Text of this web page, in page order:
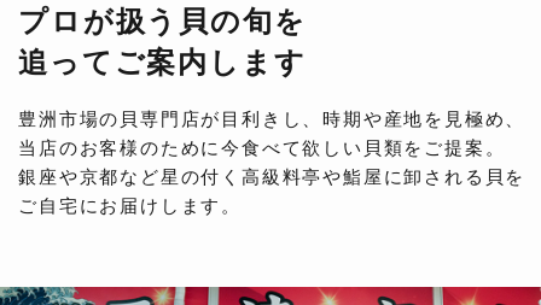
プロが扱う貝の旬を
追ってご案内します
豊洲市場の貝専門店が目利きし、時期や産地を見極め、
当店のお客様のために今食べて欲しい貝類をご提案。
銀座や京都など星の付く高級料亭や鮨屋に卸される貝を
ご自宅にお届けします。